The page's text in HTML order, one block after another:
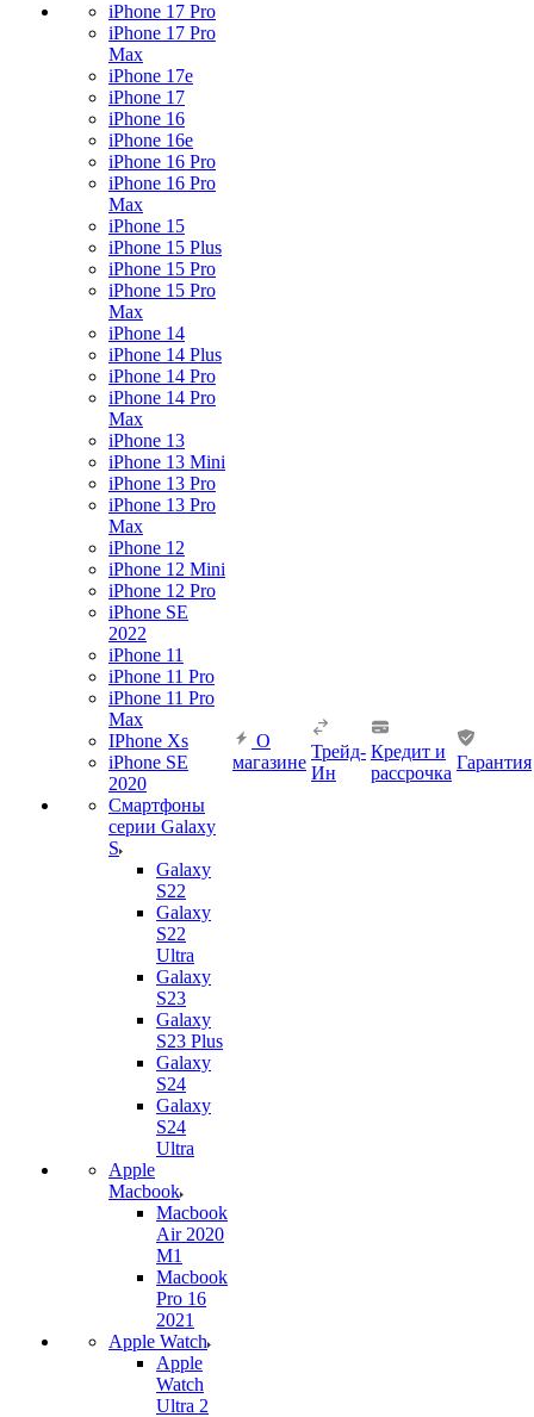
iPhone 17 Pro
iPhone 17 Pro
Max
iPhone 17e
iPhone 17
iPhone 16
iPhone 16e
iPhone 16 Pro
iPhone 16 Pro
Max
iPhone 15
iPhone 15 Plus
iPhone 15 Pro
iPhone 15 Pro
Max
iPhone 14
iPhone 14 Plus
iPhone 14 Pro
iPhone 14 Pro
Max
iPhone 13
iPhone 13 Mini
iPhone 13 Pro
iPhone 13 Pro
Max
iPhone 12
iPhone 12 Mini
iPhone 12 Pro
iPhone SE
2022
iPhone 11
iPhone 11 Pro
iPhone 11 Pro
Max
IPhone Xs
iPhone SE
2020
Смартфоны
серии Galaxy
S
Galaxy
S22
Galaxy
S22
Ultra
Galaxy
S23
Galaxy
S23 Plus
Galaxy
S24
Galaxy
S24
Ultra
Apple
Macbook
Macbook
Air 2020
M1
Macbook
Pro 16
2021
Apple Watch
Apple
Watch
Ultra 2
О
магазине
Трейд-
Ин
Кредит и
рассрочка
Гарантия